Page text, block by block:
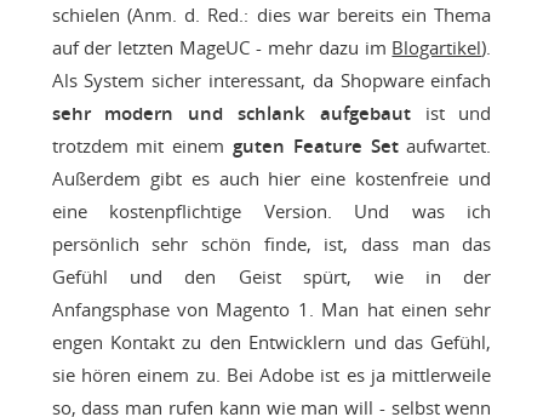
schielen (Anm. d. Red.: dies war bereits ein Thema
auf der letzten MageUC - mehr dazu im Blogartikel).
Als System sicher interessant, da Shopware einfach
sehr modern und schlank aufgebautist und
trotzdem mit einem guten Feature Setaufwartet.
Außerdem gibt es auch hier eine kostenfreie und
eine kostenpflichtige Version. Und was ich
persönlich sehr schön finde, ist, dass man das
Gefühl und den Geist spürt, wie in der
Anfangsphase von Magento 1. Man hat einen sehr
engen Kontakt zu den Entwicklern und das Gefühl,
sie hören einem zu. Bei Adobe ist es ja mittlerweile
so, dass man rufen kann wie man will - selbst wenn